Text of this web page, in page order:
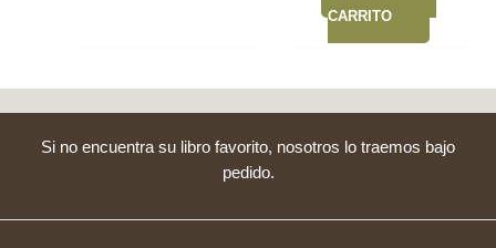
CARRITO
Si no encuentra su libro favorito, nosotros lo traemos bajo
pedido.